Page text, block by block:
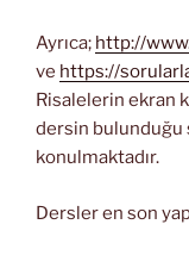
Ayrıca; http://
ve https://
Risalelerin ekran
dersin bulunduğu
konulmaktadır.
Dersler en son